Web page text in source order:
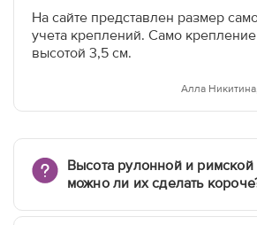
На сайте представлен размер
учета креплений. Само
высотой 3,5 см.
Алла
Высота рулонной и
можно ли их сделать